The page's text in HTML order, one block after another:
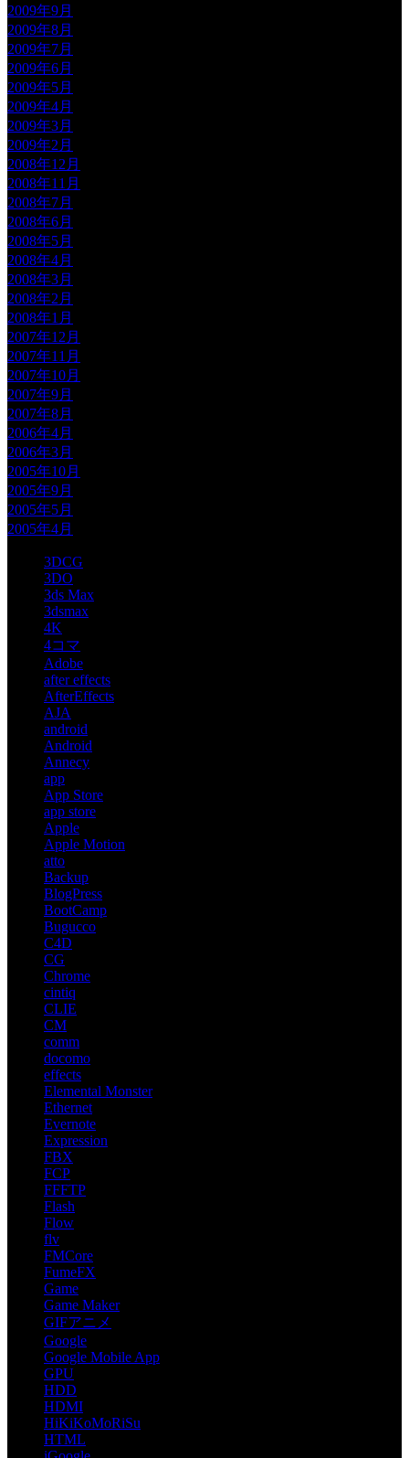
2009年9月
2009年8月
2009年7月
2009年6月
2009年5月
2009年4月
2009年3月
2009年2月
2008年12月
2008年11月
2008年7月
2008年6月
2008年5月
2008年4月
2008年3月
2008年2月
2008年1月
2007年12月
2007年11月
2007年10月
2007年9月
2007年8月
2006年4月
2006年3月
2005年10月
2005年9月
2005年5月
2005年4月
3DCG
3DO
3ds Max
3dsmax
4K
4コマ
Adobe
after effects
AfterEffects
AJA
android
Android
Annecy
app
App Store
app store
Apple
Apple Motion
atto
Backup
BlogPress
BootCamp
Bugucco
C4D
CG
Chrome
cintiq
CLIE
CM
comm
docomo
effects
Elemental Monster
Ethernet
Evernote
Expression
FBX
FCP
FFFTP
Flash
Flow
flv
FMCore
FumeFX
Game
Game Maker
GIFアニメ
Google
Google Mobile App
GPU
HDD
HDMI
HiKiKoMoRiSu
HTML